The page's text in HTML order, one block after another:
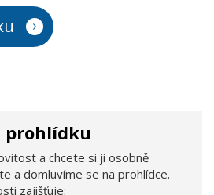
prohlídku
a chcete si ji osobně
a domluvíme se na prohlídce.
zajišťuje: